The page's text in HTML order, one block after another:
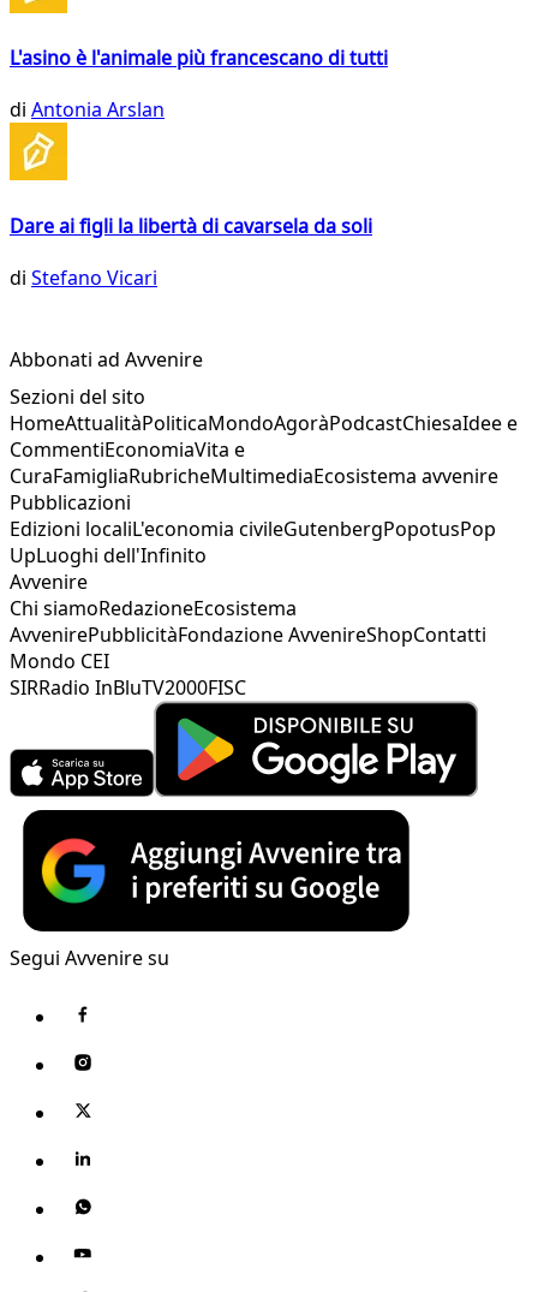
L'asino è l'animale più francescano di tutti
di Antonia Arslan
Dare ai figli la libertà di cavarsela da soli
di Stefano Vicari
Abbonati ad Avvenire
Sezioni del sito
HomeAttualitàPoliticaMondoAgoràPodcastChiesaIdee e
CommentiEconomiaVita e
CuraFamigliaRubricheMultimediaEcosistema avvenire
Pubblicazioni
Edizioni localiL'economia civileGutenbergPopotusPop
UpLuoghi dell'Infinito
Avvenire
Chi siamoRedazioneEcosistema
AvvenirePubblicitàFondazione AvvenireShopContatti
Mondo CEI
SIRRadio InBluTV2000FISC
Segui Avvenire su